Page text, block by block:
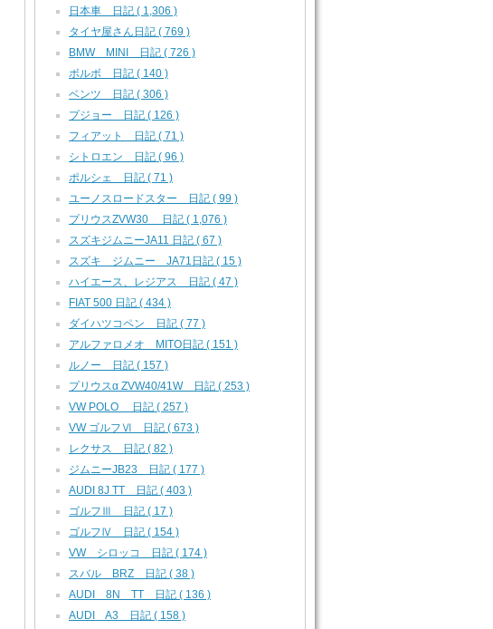
日本車 日記 ( 1,306 )
タイヤ屋さん日記 ( 769 )
BMW MINI 日記 ( 726 )
ボルボ 日記 ( 140 )
ベンツ 日記 ( 306 )
プジョー 日記 ( 126 )
フィアット 日記 ( 71 )
シトロエン 日記 ( 96 )
ポルシェ 日記 ( 71 )
ユーノスロードスター 日記 ( 99 )
プリウスZVW30 日記 ( 1,076 )
スズキジムニーJA11 日記 ( 67 )
スズキ ジムニー JA71日記 ( 15 )
ハイエース、レジアス 日記 ( 47 )
FIAT 500 日記 ( 434 )
ダイハツコペン 日記 ( 77 )
アルファロメオ MITO日記 ( 151 )
ルノー 日記 ( 157 )
プリウスα ZVW40/41W 日記 ( 253 )
VW POLO 日記 ( 257 )
VW ゴルフⅥ 日記 ( 673 )
レクサス 日記 ( 82 )
ジムニーJB23 日記 ( 177 )
AUDI 8J TT 日記 ( 403 )
ゴルフⅢ 日記 ( 17 )
ゴルフⅣ 日記 ( 154 )
VW シロッコ 日記 ( 174 )
スバル BRZ 日記 ( 38 )
AUDI 8N TT 日記 ( 136 )
AUDI A3 日記 ( 158 )